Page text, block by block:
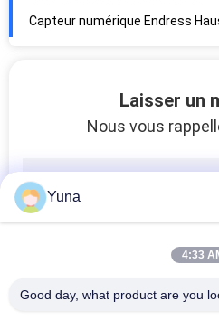
Laisser un
Nous vous
Yuna
4:33
Good day, what product are you